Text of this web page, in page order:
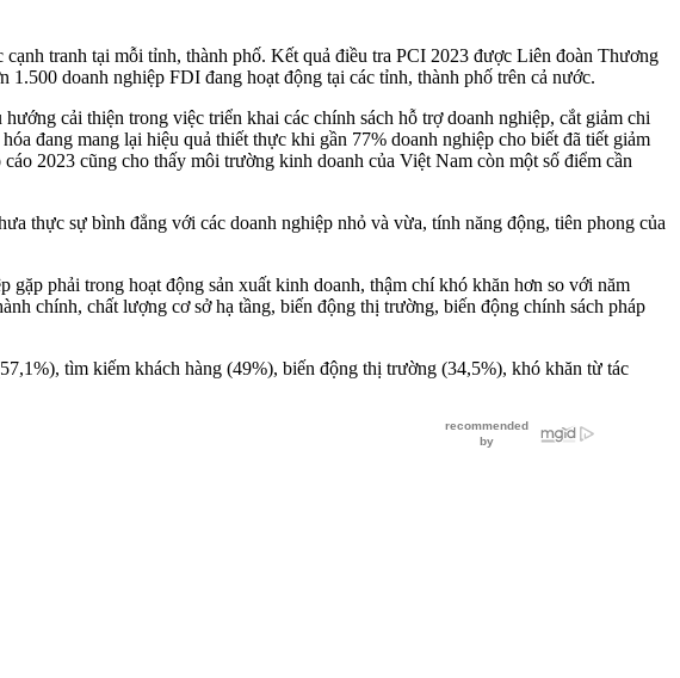
tranh tại mỗi tỉnh, thành phố. Kết quả điều tra PCI 2023 được Liên đoàn Thương
doanh nghiệp FDI đang hoạt động tại các tỉnh, thành phố trên cả nước.
cải thiện trong việc triển khai các chính sách hỗ trợ doanh nghiệp, cắt giảm chi
đang mang lại hiệu quả thiết thực khi gần 77% doanh nghiệp cho biết đã tiết giảm
2023 cũng cho thấy môi trường kinh doanh của Việt Nam còn một số điểm cần
thực sự bình đẳng với các doanh nghiệp nhỏ và vừa, tính năng động, tiên phong của
phải trong hoạt động sản xuất kinh doanh, thậm chí khó khăn hơn so với năm
chính, chất lượng cơ sở hạ tầng, biến động thị trường, biến động chính sách pháp
tìm kiếm khách hàng (49%), biến động thị trường (34,5%), khó khăn từ tác